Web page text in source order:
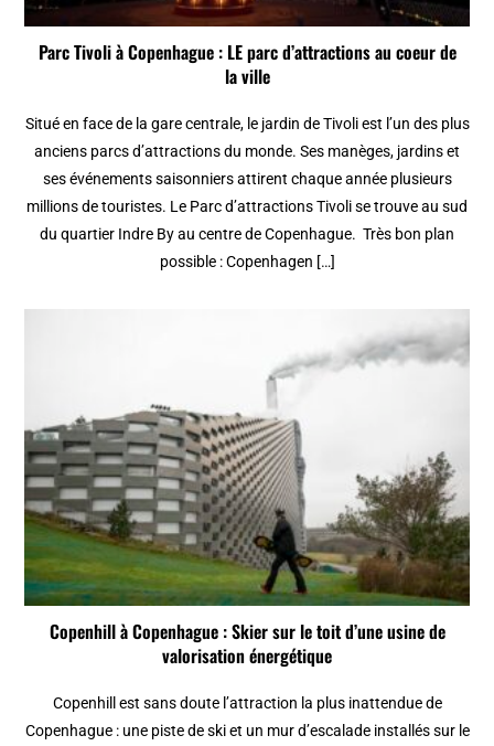
Parc Tivoli à Copenhague : LE parc d’attractions au coeur de
la ville
Situé en face de la gare centrale, le jardin de Tivoli est l’un des plus
anciens parcs d’attractions du monde. Ses manèges, jardins et
ses événements saisonniers attirent chaque année plusieurs
millions de touristes. Le Parc d’attractions Tivoli se trouve au sud
du quartier Indre By au centre de Copenhague. Très bon plan
possible : Copenhagen […]
Copenhill à Copenhague : Skier sur le toit d’une usine de
valorisation énergétique
Copenhill est sans doute l’attraction la plus inattendue de
Copenhague : une piste de ski et un mur d’escalade installés sur le